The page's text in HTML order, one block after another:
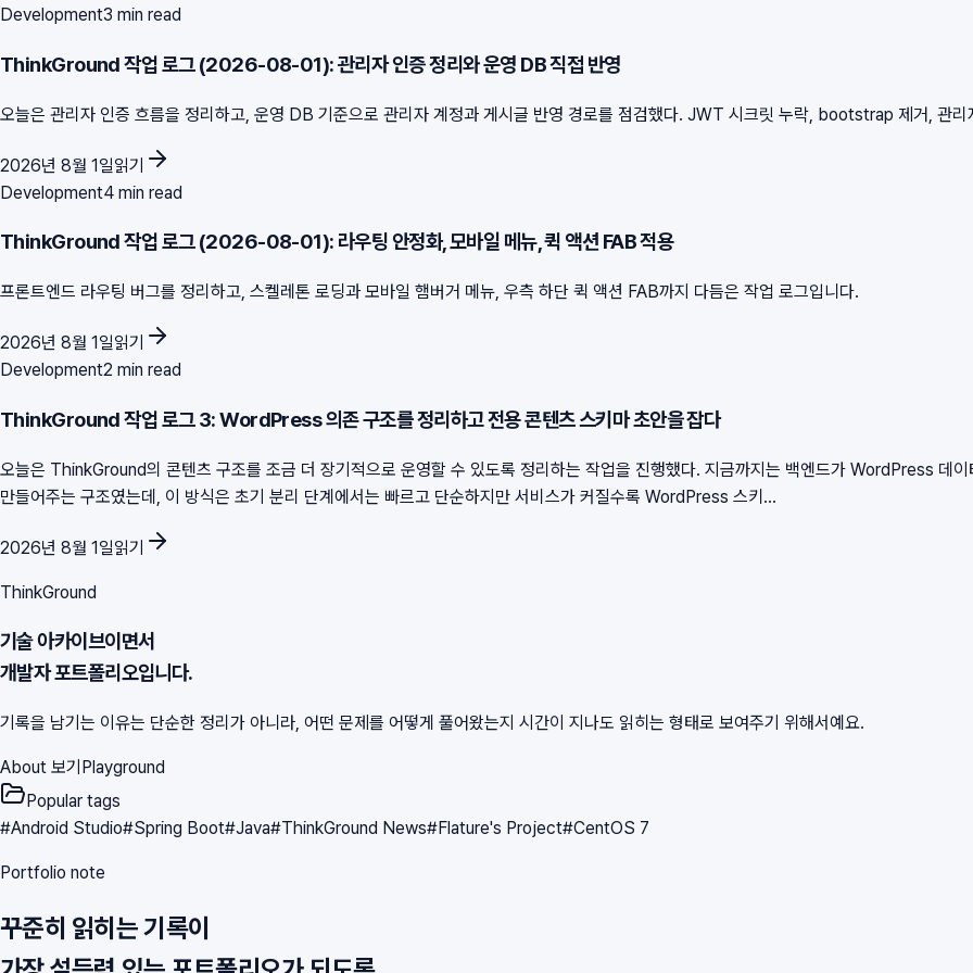
Development3 min read
ThinkGround 작업 로그 (2026-08-01): 관리자 인증 정리와 운영 DB 직접 반영
오늘은 관리자 인증 흐름을 정리하고, 운영 DB 기준으로 관리자 계정과 게시글 반영 경로를 점검했다. JWT 시크릿 누락, bootstrap 제거, 관리
2026년 8월 1일읽기
Development4 min read
ThinkGround 작업 로그 (2026-08-01): 라우팅 안정화, 모바일 메뉴, 퀵 액션 FAB 적용
프론트엔드 라우팅 버그를 정리하고, 스켈레톤 로딩과 모바일 햄버거 메뉴, 우측 하단 퀵 액션 FAB까지 다듬은 작업 로그입니다.
2026년 8월 1일읽기
Development2 min read
ThinkGround 작업 로그 3: WordPress 의존 구조를 정리하고 전용 콘텐츠 스키마 초안을 잡다
오늘은 ThinkGround의 콘텐츠 구조를 조금 더 장기적으로 운영할 수 있도록 정리하는 작업을 진행했다. 지금까지는 백엔드가 WordPress 데
만들어주는 구조였는데, 이 방식은 초기 분리 단계에서는 빠르고 단순하지만 서비스가 커질수록 WordPress 스키...
2026년 8월 1일읽기
ThinkGround
기술 아카이브이면서
개발자 포트폴리오입니다.
기록을 남기는 이유는 단순한 정리가 아니라, 어떤 문제를 어떻게 풀어왔는지 시간이 지나도 읽히는 형태로 보여주기 위해서예요.
About 보기Playground
Popular tags
#Android Studio#Spring Boot#Java#ThinkGround News#Flature's Project#CentOS 7
Portfolio note
꾸준히 읽히는 기록이